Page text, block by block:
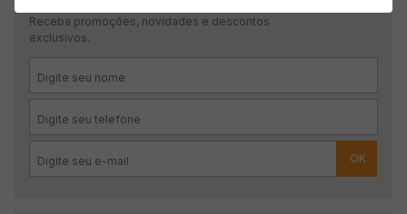
Receba promoções, novidades e descontos
exclusivos.
OK